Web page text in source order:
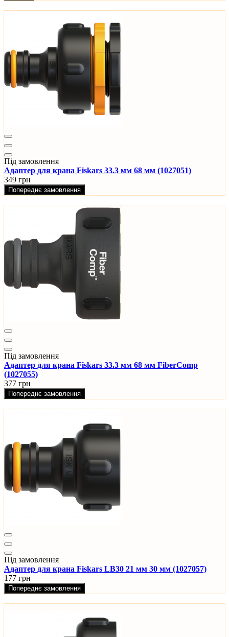
Під замовлення
Адаптер для крана Fiskars 33.3 мм 68 мм (1027051)
349 грн
Попереднє замовлення
Під замовлення
Адаптер для крана Fiskars 33.3 мм 68 мм FiberComp
(1027055)
377 грн
Попереднє замовлення
Під замовлення
Адаптер для крана Fiskars LB30 21 мм 30 мм (1027057)
177 грн
Попереднє замовлення